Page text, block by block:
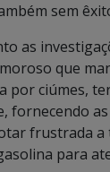
sem
as
que
por ciúmes,
fornecendo
frustrada
para